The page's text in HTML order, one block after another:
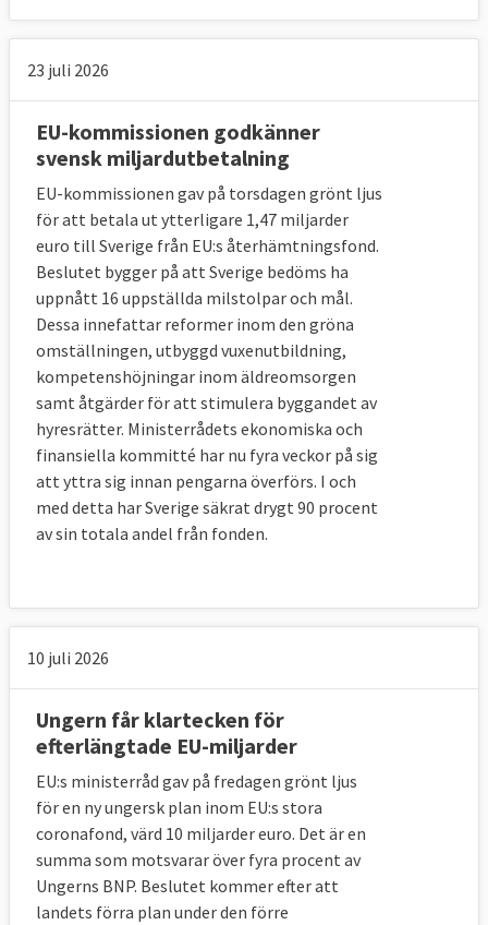
23 juli 2026
EU-kommissionen godkänner
svensk miljardutbetalning
EU-kommissionen gav på torsdagen grönt ljus
för att betala ut ytterligare 1,47 miljarder
euro till Sverige från EU:s återhämtningsfond.
Beslutet bygger på att Sverige bedöms ha
uppnått 16 uppställda milstolpar och mål.
Dessa innefattar reformer inom den gröna
omställningen, utbyggd vuxenutbildning,
kompetenshöjningar inom äldreomsorgen
samt åtgärder för att stimulera byggandet av
hyresrätter. Ministerrådets ekonomiska och
finansiella kommitté har nu fyra veckor på sig
att yttra sig innan pengarna överförs. I och
med detta har Sverige säkrat drygt 90 procent
av sin totala andel från fonden.
10 juli 2026
Ungern får klartecken för
efterlängtade EU-miljarder
EU:s ministerråd gav på fredagen grönt ljus
för en ny ungersk plan inom EU:s stora
coronafond, värd 10 miljarder euro. Det är en
summa som motsvarar över fyra procent av
Ungerns BNP. Beslutet kommer efter att
landets förra plan under den förre